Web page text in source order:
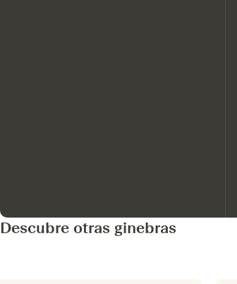
Descubre otras ginebras